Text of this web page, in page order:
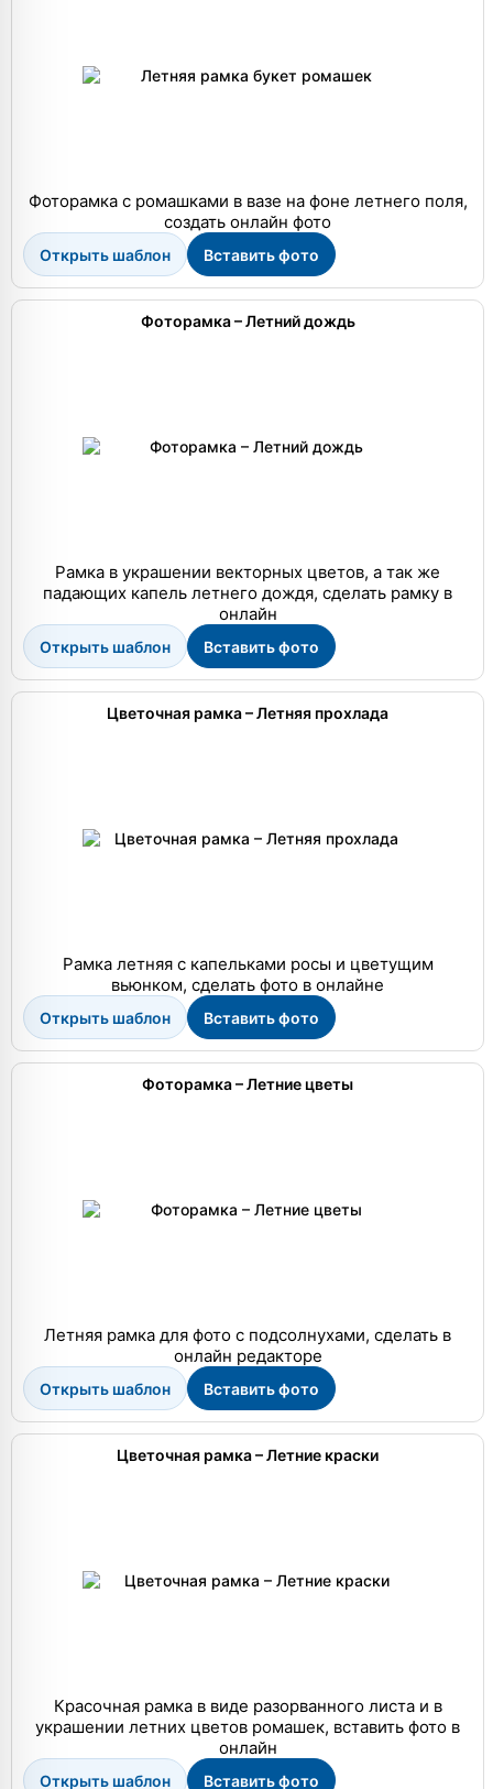
Фоторамка с ромашками в вазе на фоне летнего поля,
создать онлайн фото
Открыть шаблон Вставить фото
Фоторамка – Летний дождь
Рамка в украшении векторных цветов, а так же
падающих капель летнего дождя, сделать рамку в
онлайн
Открыть шаблон Вставить фото
Цветочная рамка – Летняя прохлада
Рамка летняя с капельками росы и цветущим
вьюнком, сделать фото в онлайне
Открыть шаблон Вставить фото
Фоторамка – Летние цветы
Летняя рамка для фото с подсолнухами, сделать в
онлайн редакторе
Открыть шаблон Вставить фото
Цветочная рамка – Летние краски
Красочная рамка в виде разорванного листа и в
украшении летних цветов ромашек, вставить фото в
онлайн
Открыть шаблон Вставить фото